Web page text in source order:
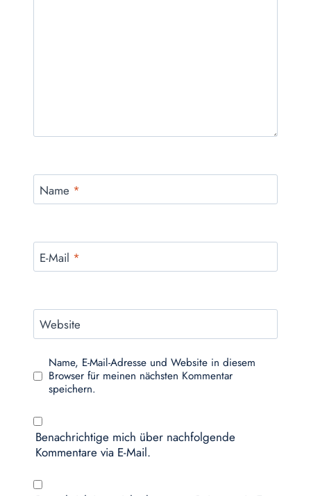
Name *
E-Mail *
Website
Name, E-Mail-Adresse und Website in diesem
Browser für meinen nächsten Kommentar
speichern.
Benachrichtige mich über nachfolgende
Kommentare via E-Mail.